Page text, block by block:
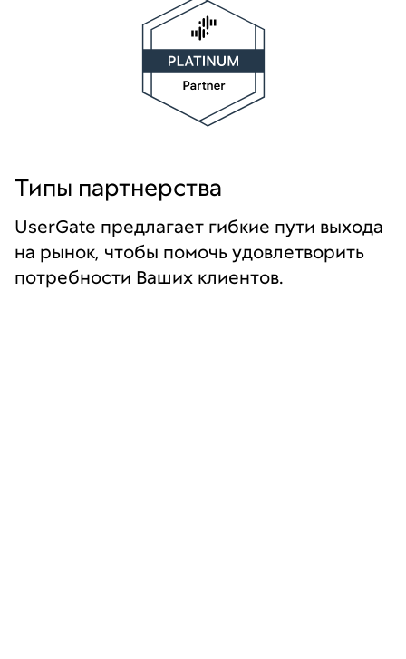
Типы партнерства
UserGate предлагает гибкие пути выхода
на рынок, чтобы помочь удовлетворить
потребности Ваших клиентов.